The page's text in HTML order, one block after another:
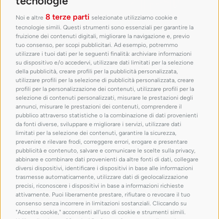
Noi e altre 8 terze parti selezionate utilizziamo cookie e
tecnologie simili. Questi strumenti sono essenziali per garantire la
fruizione dei contenuti digitali, migliorare la navigazione e, previo
tuo consenso, per scopi pubblicitari. Ad esempio, potremmo
utilizzare i tuoi dati per le seguenti finalità: archiviare informazioni
su dispositivo e/o accedervi, utilizzare dati limitati per la selezione
della pubblicità, creare profili per la pubblicità personalizzata,
utilizzare profili per la selezione di pubblicità personalizzata, creare
profili per la personalizzazione dei contenuti, utilizzare profili per la
selezione di contenuti personalizzati, misurare le prestazioni degli
annunci, misurare le prestazioni dei contenuti, comprendere il
pubblico attraverso statistiche o la combinazione di dati provenienti
da fonti diverse, sviluppare e migliorare i servizi, utilizzare dati
limitati per la selezione dei contenuti, garantire la sicurezza,
prevenire e rilevare frodi, correggere errori, erogare e presentare
pubblicità e contenuto, salvare e comunicare le scelte sulla privacy,
abbinare e combinare dati provenienti da altre fonti di dati, collegare
diversi dispositivi, identificare i dispositivi in base alle informazioni
trasmesse automaticamente, utilizzare dati di geolocalizzazione
precisi, riconoscere i dispositivi in base a informazioni richieste
attivamente. Puoi liberamente prestare, rifiutare o revocare il tuo
consenso senza incorrere in limitazioni sostanziali. Cliccando su
"Accetta cookie," acconsenti all'uso di cookie e strumenti simili.
con il patrocinio di